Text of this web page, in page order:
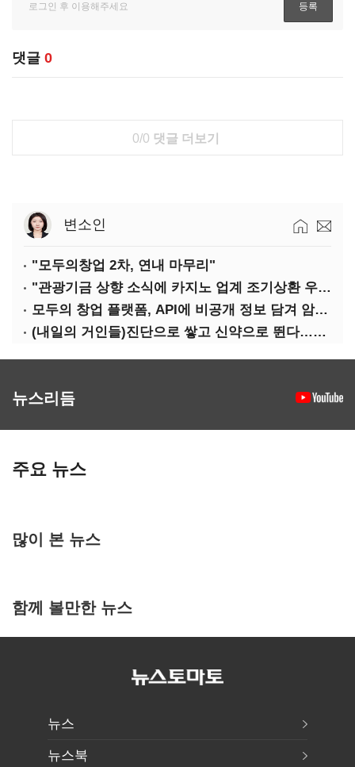
댓글 0
0/0 댓글 더보기
변소인
"모두의창업 2차, 연내 마무리"
"관광기금 상향 소식에 카지노 업계 조기상환 우려"
모두의 창업 플랫폼, API에 비공개 정보 담겨 암호키까지 새나갔다
(내일의 거인들)진단으로 쌓고 신약으로 뛴다…세니젠의 대전환
뉴스리듬
주요 뉴스
많이 본 뉴스
함께 볼만한 뉴스
뉴스
뉴스북